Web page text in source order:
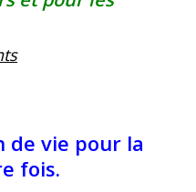
de vie pour la
fois.